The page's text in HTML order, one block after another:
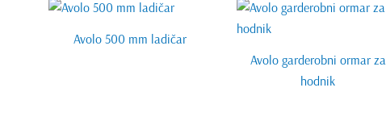
Avolo 500 mm ladičar
Avolo garderobni ormar za
hodnik